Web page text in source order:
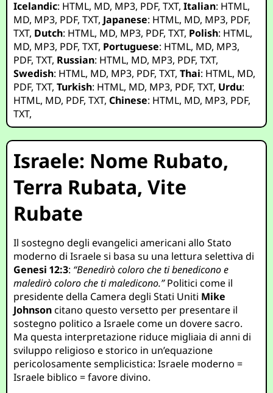
Icelandic: HTML, MD, MP3, PDF,TXT,Italian: HTML,
MD, MP3, PDF,TXT, Japanese: HTML, MD, MP3, PDF,
TXT, Dutch: HTML, MD, MP3, PDF,TXT, Polish: HTML,
MD, MP3, PDF,TXT, Portuguese: HTML, MD, MP3,
PDF,TXT, Russian: HTML, MD, MP3, PDF,TXT,
Swedish: HTML, MD, MP3, PDF,TXT,Thai: HTML, MD,
PDF,TXT,Turkish: HTML, MD, MP3, PDF,TXT, Urdu:
HTML, MD, PDF,TXT,Chinese: HTML, MD, MP3, PDF,
TXT,
Israele: Nome Rubato,
Terra Rubata, Vite
Rubate
Il sostegno degli evangelici americani allo Stato
moderno di Israele si basa su una lettura selettiva di
Genesi 12:3: “Benedirò coloro che ti benedicono e
maledirò coloro che ti maledicono.”Politici come il
presidente della Camera degli Stati Uniti Mike
Johnsoncitano questo versetto per presentare il
sostegno politico a Israele come un dovere sacro.
Ma questa interpretazione riduce migliaia di anni di
sviluppo religioso e storico in un’equazione
pericolosamente semplicistica: Israele moderno =
Israele biblico = favore divino.